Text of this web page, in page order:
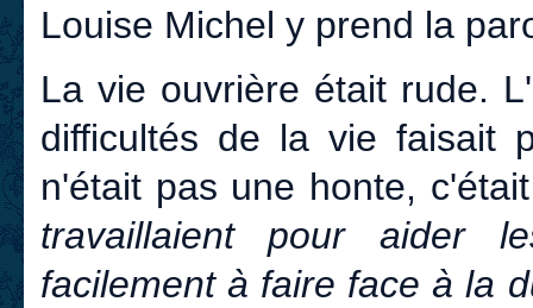
Louise Michel y prend la
La vie ouvrière était rude.
difficultés de la vie faisait
n'était pas une honte,
travaillaient pour aider
facilement à faire face à la